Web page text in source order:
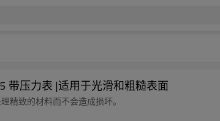
带压力表 |适用于光滑和粗糙表面
精致的材料而不会造成损坏。